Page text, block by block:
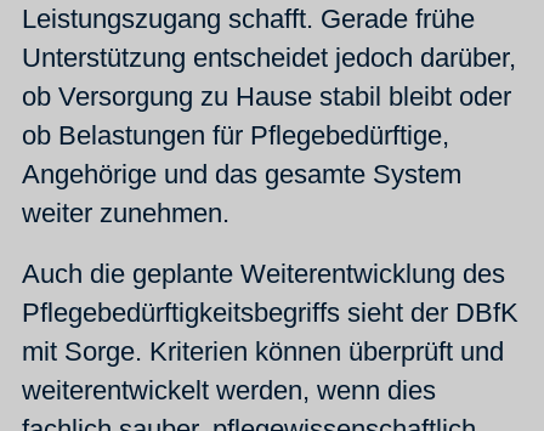
Leistungszugang schafft. Gerade frühe
Unterstützung entscheidet jedoch darüber,
ob Versorgung zu Hause stabil bleibt oder
ob Belastungen für Pflegebedürftige,
Angehörige und das gesamte System
weiter zunehmen.
Auch die geplante Weiterentwicklung des
Pflegebedürftigkeitsbegriffs sieht der DBfK
mit Sorge. Kriterien können überprüft und
weiterentwickelt werden, wenn dies